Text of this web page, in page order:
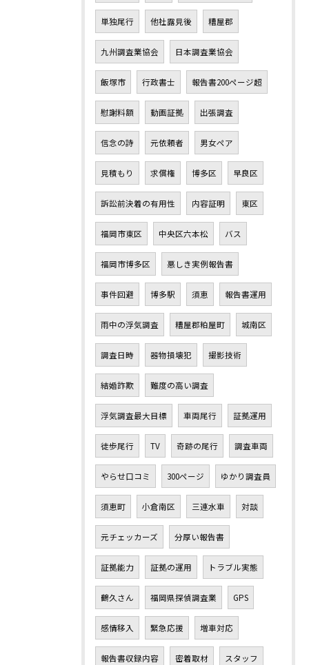
単独尾行 他社露見後 糟屋郡
九州調査業協会 日本調査業協会
飯塚市 行政書士 報告書200ページ超
慰謝料額 動画証拠 出張調査
信念の詩 元依頼者 男女ペア
見積もり 求償権 博多区 早良区
訴訟前決着の有用性 内容証明 東区
福岡市東区 中央区六本松 バス
福岡市博多区 悪しき実例報告書
事件回避 博多駅 須恵 報告書運用
雨中の浮気調査 糟屋郡粕屋町 城南区
調査日時 器物損壊犯 撮影技術
結婚詐欺 難度の高い調査
浮気調査最大目標 車両尾行 証拠運用
徒歩尾行 TV 奇跡の尾行 調査車両
やらせ口コミ 300ページ ゆかり調査員
須恵町 小倉南区 三連水車 対談
元チェッカーズ 分厚い報告書
証拠能力 証拠の運用 トラブル実態
鶴久さん 福岡県探偵調査業 GPS
感情移入 緊急応援 増車対応
報告書収録内容 密着取材 スタッフ